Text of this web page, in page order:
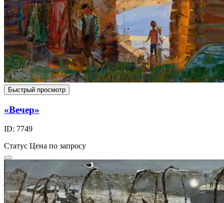
Быстрый просмотр
«Вечер»
ID: 7749
Статус Цена по запросу